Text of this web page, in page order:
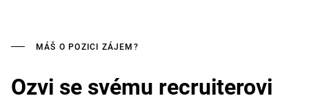
MÁŠ O POZICI ZÁJEM?
Ozvi se svému recruiterovi